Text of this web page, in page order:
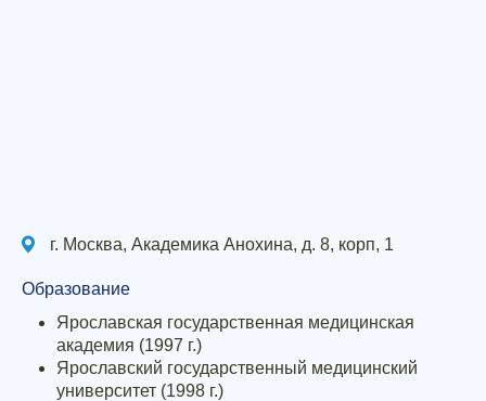
г. Москва, Академика Анохина, д. 8, корп, 1
Образование
Ярославская государственная медицинская
академия (1997 г.)
Ярославский государственный медицинский
университет (1998 г.)